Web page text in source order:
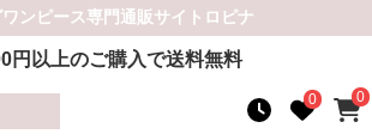
ンピース専門通販サイト ロピナ
円以上のご購入で送料無料
0 0